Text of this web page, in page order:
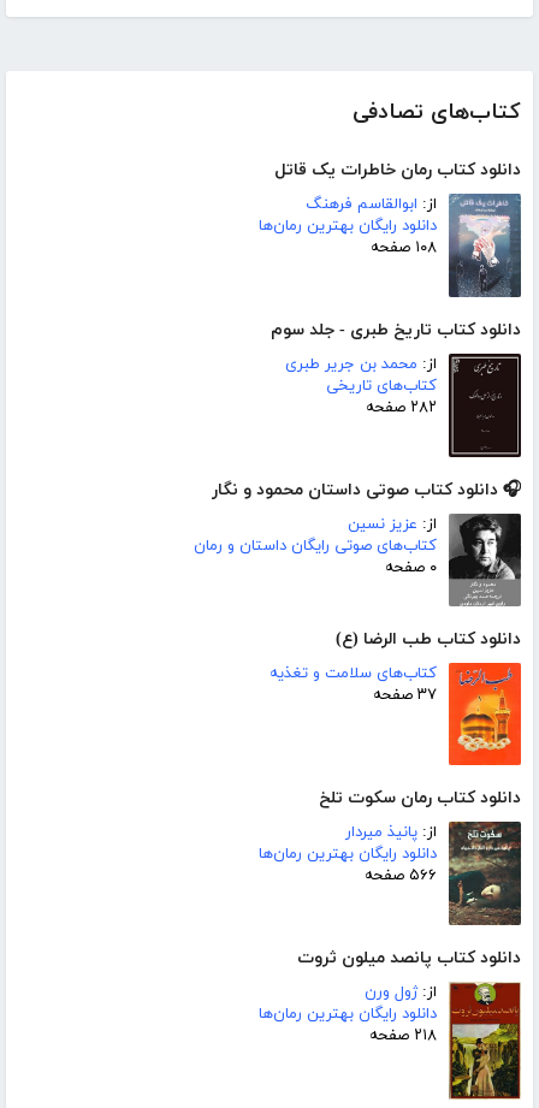
کتاب‌های تصادفی
دانلود کتاب رمان خاطرات یک قاتل
از: ابوالقاسم فرهنگ
دانلود رایگان بهترین رمان‌ها
۱۰۸ صفحه
دانلود کتاب تاریخ طبری - جلد سوم
از: محمد بن جریر طبری
کتاب‌های تاریخی
۲۸۲ صفحه
🎧 دانلود کتاب صوتی داستان محمود و نگار
از: عزیز نسین
کتاب‌های صوتی رایگان داستان و رمان
۰ صفحه
دانلود کتاب طب الرضا (ع)
کتاب‌های سلامت و تغذیه
۳۷ صفحه
دانلود کتاب رمان سکوت تلخ
از: پانیذ میردار
دانلود رایگان بهترین رمان‌ها
۵۶۶ صفحه
دانلود کتاب پانصد میلون ثروت
از:ژول ورن
دانلود رایگان بهترین رمان‌ها
۲۱۸ صفحه